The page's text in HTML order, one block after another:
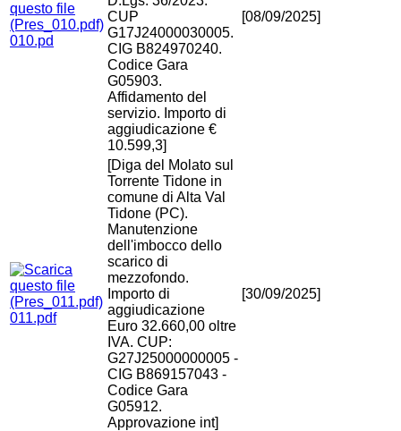
010.pd
CUP
G17J24000030005.
CIG B824970240.
Codice Gara
G05903.
Affidamento del
servizio. Importo di
aggiudicazione €
10.599,3]
[08/09/2025]
011.pdf
[Diga del Molato sul
Torrente Tidone in
comune di Alta Val
Tidone (PC).
Manutenzione
dell'imbocco dello
scarico di
mezzofondo.
Importo di
aggiudicazione
Euro 32.660,00 oltre
IVA. CUP:
G27J25000000005 -
CIG B869157043 -
Codice Gara
G05912.
Approvazione int]
[30/09/2025]